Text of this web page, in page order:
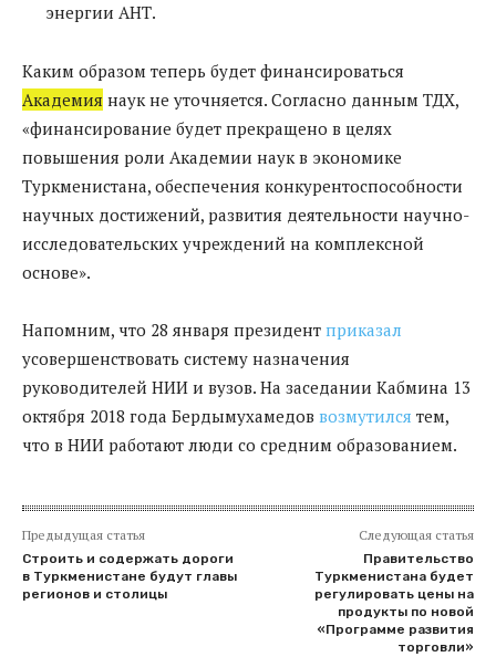
энергии АНТ.
Каким образом теперь будет финансироваться
Академия наук не уточняется. Согласно данным ТДХ,
«финансирование будет прекращено в целях
повышения роли Академии наук в экономике
Туркменистана, обеспечения конкурентоспособности
научных достижений, развития деятельности научно-
исследовательских учреждений на комплексной
основе».
Напомним, что 28 января президент приказал
усовершенствовать систему назначения
руководителей НИИ и вузов. На заседании Кабмина 13
октября 2018 года Бердымухамедов возмутился тем,
что в НИИ работают люди со средним образованием.
Предыдущая статья
Строить и содержать дороги
в Туркменистане будут главы
регионов и столицы
Следующая статья
Правительство
Туркменистана будет
регулировать цены на
продукты по новой
«Программе развития
торговли»